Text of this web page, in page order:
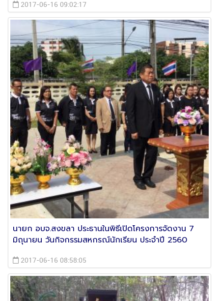
2017-06-16 09:02:17
นายก อบจ.สงขลา ประธานในพิธีเปิดโครงการจัดงาน 7
มิถุนายน วันกิจกรรมสหกรณ์นักเรียน ประจำปี 2560
2017-06-16 08:58:05